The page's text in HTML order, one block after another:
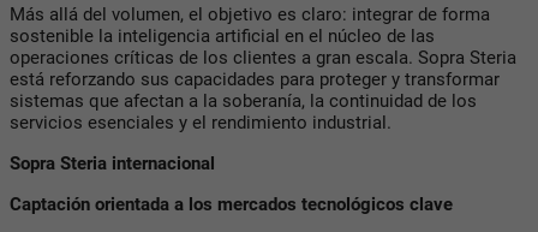
Más allá del volumen, el objetivo es claro: integrar de forma
sostenible la inteligencia artificial en el núcleo de las
operaciones críticas de los clientes a gran escala. Sopra Steria
está reforzando sus capacidades para proteger y transformar
sistemas que afectan a la soberanía, la continuidad de los
servicios esenciales y el rendimiento industrial.
Sopra Steria internacional
Captación orientada a los mercados tecnológicos clave